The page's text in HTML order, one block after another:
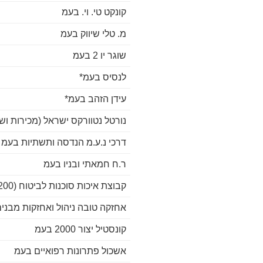
קונקט טי. וי. בעמ
מ. טלי שיווק בעמ
שוגר יו 2 בעמ
לנסיס בעמ*
עידן הזהב בעמ*
נורטל נטוורקס ישראל (מכירות
דרכי נ.ע.מ הנדסה ותשתיות בעמ
ר.ח חמאתי ובניו בעמ
קבוצת איכות סוכנות לביטוח (200
אחזקה טובה ניהול ואחזקות
קונסטיל יצור 2000 בעמ
אשכול פתרונות רפואיים בעמ